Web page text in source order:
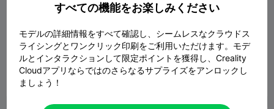
 報告
すべての機能をお楽しみください
モデルの詳細情報をすべて確認し、シームレスなクラウドス
ライシングとワンクリック印刷をご利用いただけます。モデ
ルとインタラクションして限定ポイントを獲得し、Creality
Cloudアプリならではのさらなるサプライズをアンロックし
ましょう！